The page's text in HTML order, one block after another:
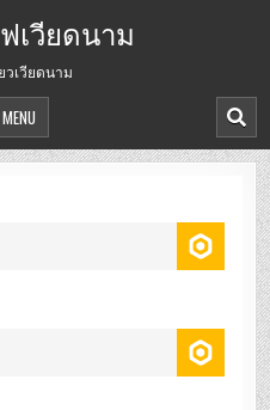
เวียดนาม
วเวียดนาม
MENU